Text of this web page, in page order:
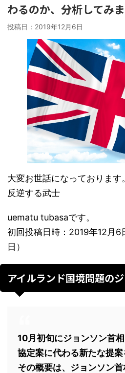
わるのか、分析してみ
投稿日： 2019年12月6日
大変お世話になっております。
反逆する武士
uematu tubasaです。
初回投稿日時：2019年12月6
日）
アイルランド国境問題の
10月初旬にジョンソン首
協定案に代わる新たな提案
その概要は、ジョンソン